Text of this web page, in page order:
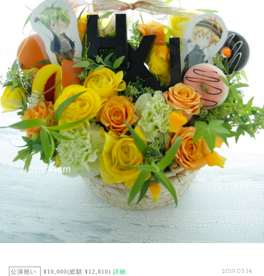
公演祝い ¥10,000(総額 ¥12,810) 詳細 2019.03.14